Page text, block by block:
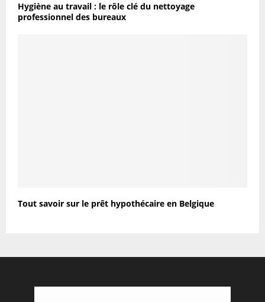
Hygiène au travail : le rôle clé du nettoyage
professionnel des bureaux
Tout savoir sur le prêt hypothécaire en Belgique